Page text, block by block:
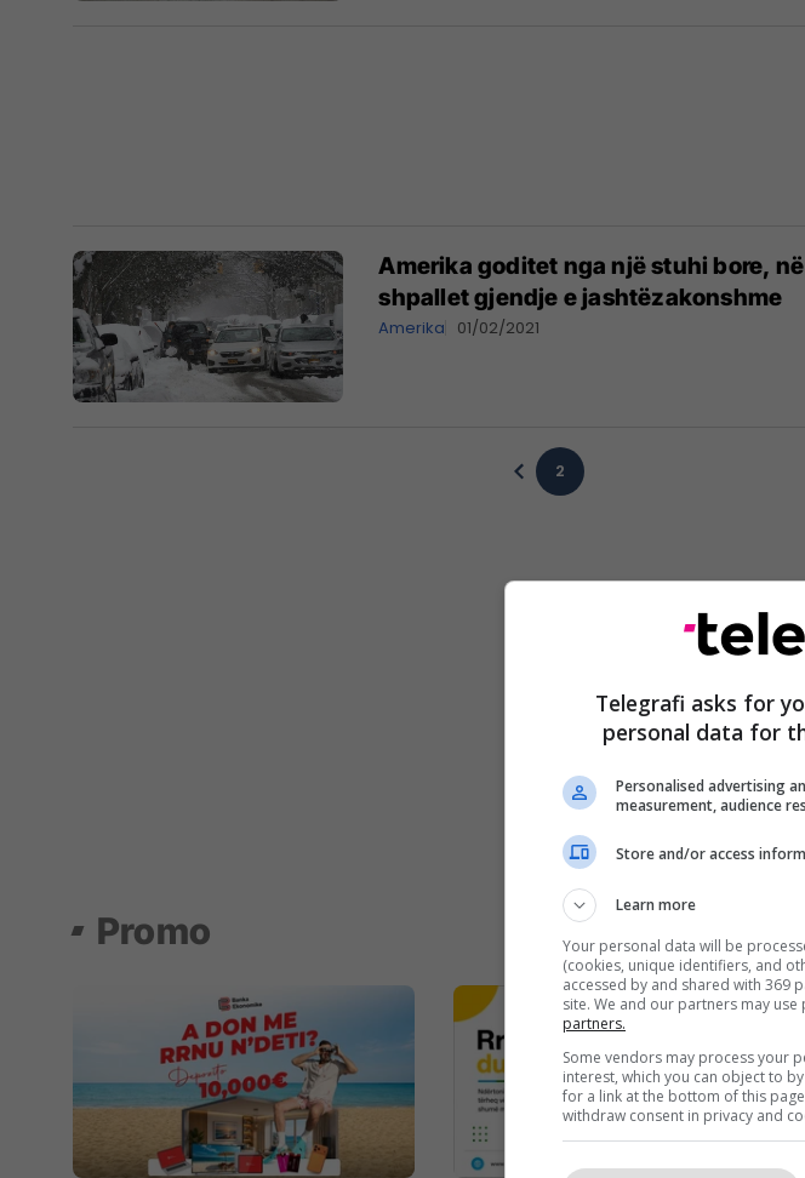
Amerika goditet nga një stuhi bore,
shpallet gjendje e jashtëzakonshme
Amerika 01/02/2021
2
Promo
Telegrafi asks for
personal data for
Personalised advertising
measurement, audience
Store and/or access
Learn more
Your personal data will be
(cookies, unique identifiers, and
accessed by and shared with 369
site. We and our partners may
partners.
Some vendors may process your
interest, which you can object to
for a link at the bottom of this
withdraw consent in privacy and